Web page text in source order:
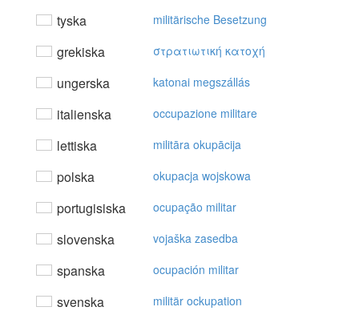
tyska militärische Besetzung
grekiska στρατιωτική κατoχή
ungerska katonai megszállás
italienska occupazione militare
lettiska militāra okupācija
polska okupacja wojskowa
portugisiska ocupação militar
slovenska vojaška zasedba
spanska ocupación militar
svenska militär ockupation